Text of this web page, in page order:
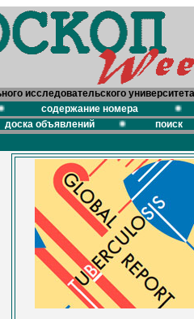
исследовательского
содержание номера
доска объявлений поиск